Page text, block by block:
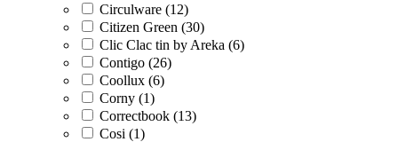
Circulware (12)
Citizen Green (30)
Clic Clac tin by Areka (6)
Contigo (26)
Coollux (6)
Corny (1)
Correctbook (13)
Cosi (1)